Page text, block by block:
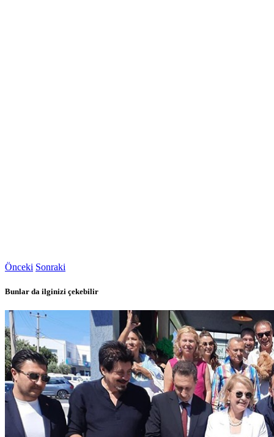
Önceki Sonraki
Bunlar da ilginizi çekebilir